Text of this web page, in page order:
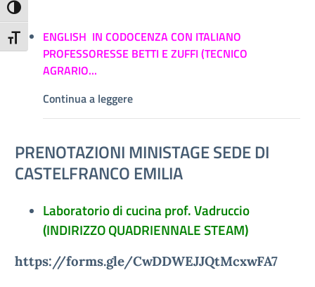
Attiva/disattiva alto contrasto
Attiva/disattiva dimensione testo
ENGLISH IN CODOCENZA CON ITALIANO
PROFESSORESSE BETTI E ZUFFI (TECNICO
AGRARIO...
Continua a leggere
PRENOTAZIONI MINISTAGE SEDE DI
CASTELFRANCO EMILIA
Laboratorio di cucina prof. Vadruccio
(INDIRIZZO QUADRIENNALE STEAM)
https://forms.gle/CwDDWEJJQtMcxwFA7